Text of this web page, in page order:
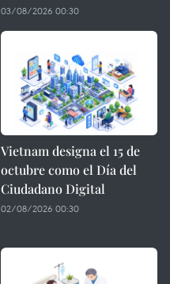
03/08/2026 00:30
Vietnam designa el 15 de
octubre como el Día del
Ciudadano Digital
02/08/2026 00:30